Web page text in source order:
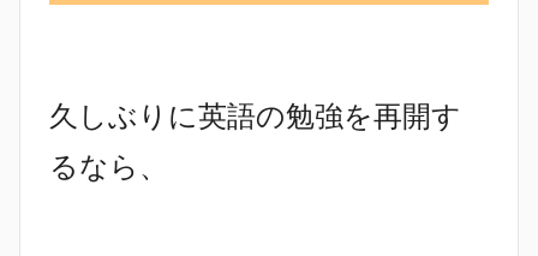
久しぶりに英語の勉強を再開す
るなら、